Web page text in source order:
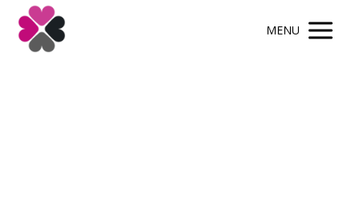
MENU